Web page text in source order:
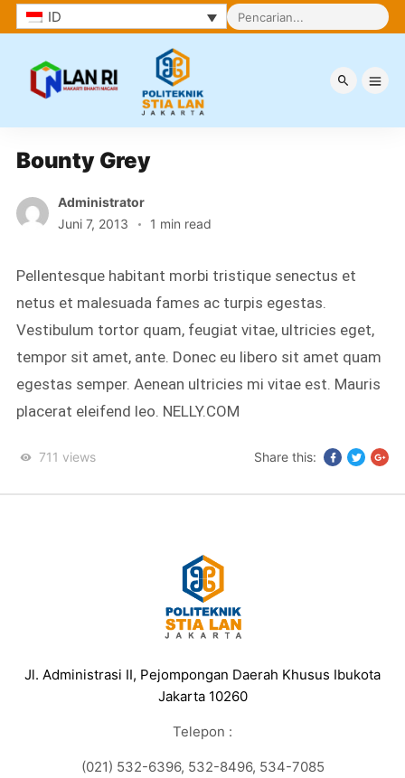
ID
Bounty Grey
Administrator
Juni 7, 2013
1 min read
Pellentesque habitant morbi tristique senectus et
netus et malesuada fames ac turpis egestas.
Vestibulum tortor quam, feugiat vitae, ultricies eget,
tempor sit amet, ante. Donec eu libero sit amet quam
egestas semper. Aenean ultricies mi vitae est. Mauris
placerat eleifend leo. NELLY.COM
711 views Share this:
Jl. Administrasi II, Pejompongan Daerah Khusus Ibukota
Jakarta 10260
Telepon :
(021) 532-6396, 532-8496, 534-7085